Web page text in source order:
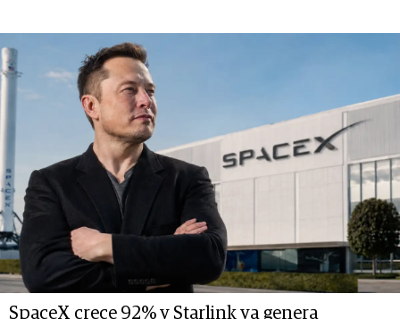
SpaceX crece 92% y Starlink ya genera